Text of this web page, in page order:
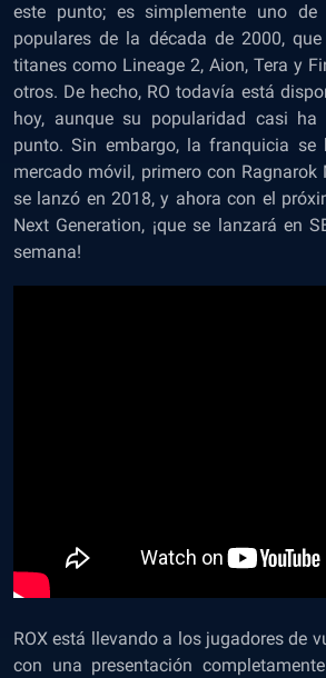
este punto; es simplemente uno de
populares de la década de 2000,
titanes como Lineage 2, Aion, Tera y
otros. De hecho, RO todavía está
hoy, aunque su popularidad casi
punto. Sin embargo, la franquicia se
mercado móvil, primero con Ragnarok
se lanzó en 2018, y ahora con el
Next Generation, ¡que se lanzará en
semana!
ROX está llevando a los jugadores de
con una presentación